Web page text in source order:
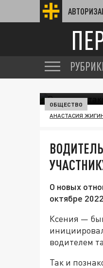
ОБЩЕСТВО
АНАСТАСИЯ
О новых
октябре
Ксения —
водителем
Так и